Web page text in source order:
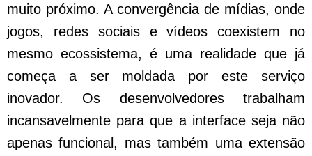
muito próximo. A convergência de mídias, onde
jogos, redes sociais e vídeos coexistem no
mesmo ecossistema, é uma realidade que já
começa a ser moldada por este serviço
inovador. Os desenvolvedores trabalham
incansavelmente para que a interface seja não
apenas funcional, mas também uma extensão